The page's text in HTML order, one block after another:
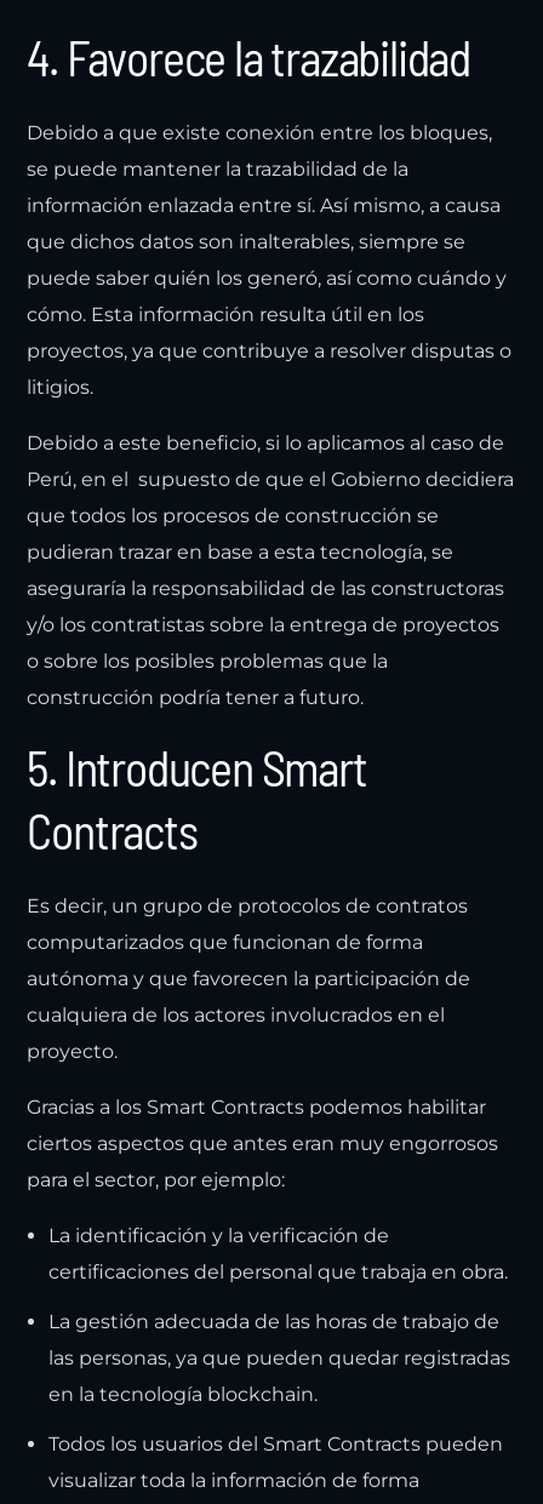
4. Favorece la trazabilidad
Debido a que existe conexión entre los bloques,
se puede mantener la trazabilidad de la
información enlazada entre sí. Así mismo, a causa
que dichos datos son inalterables, siempre se
puede saber quién los generó, así como cuándo y
cómo. Esta información resulta útil en los
proyectos, ya que contribuye a resolver disputas o
litigios.
Debido a este beneficio, si lo aplicamos al caso de
Perú, en el supuesto de que el Gobierno decidiera
que todos los procesos de construcción se
pudieran trazar en base a esta tecnología, se
aseguraría la responsabilidad de las constructoras
y/o los contratistas sobre la entrega de proyectos
o sobre los posibles problemas que la
construcción podría tener a futuro.
5. Introducen Smart
Contracts
Es decir, un grupo de protocolos de contratos
computarizados que funcionan de forma
autónoma y que favorecen la participación de
cualquiera de los actores involucrados en el
proyecto.
Gracias a los Smart Contracts podemos habilitar
ciertos aspectos que antes eran muy engorrosos
para el sector, por ejemplo:
La identificación y la verificación de
certificaciones del personal que trabaja en obra.
La gestión adecuada de las horas de trabajo de
las personas, ya que pueden quedar registradas
en la tecnología blockchain.
Todos los usuarios del Smart Contracts pueden
visualizar toda la información de forma